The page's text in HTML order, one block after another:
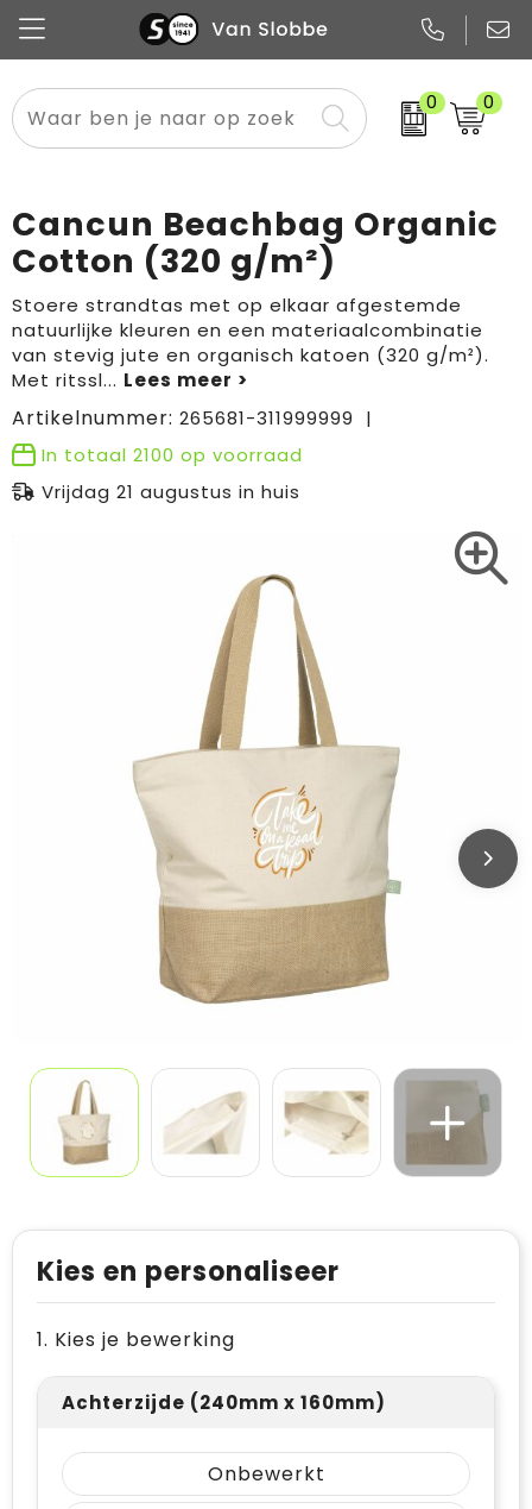
0 0
Alle categorieën
Snoep
Promo
Pennen
Notitieboekjes
Papier
Flessen
Glazen en karaffen
Merken
Meest gekozen
Sportkleding
Overig textiel
Boodschappen- en draagtassen
Sport & vrije tijd
Rugzakken
Cancun Beachbag Organic
Cotton (320 g/m²)
Stoere strandtas met op elkaar afgestemde
natuurlijke kleuren en een materiaalcombinatie
van stevig jute en organisch katoen (320 g/m²).
Met ritssl...
Artikelnummer: 265681-311999999
In totaal 2100 op voorraad
Vrijdag 21 augustus in huis
Kies en personaliseer
1. Kies je bewerking
Achterzijde (240mm x 160mm)
Onbewerkt